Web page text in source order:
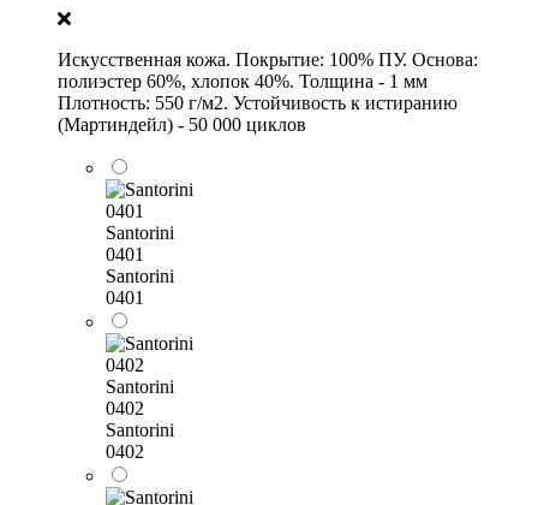
Искусственная кожа. Покрытие: 100% ПУ. Основа:
полиэстер 60%, хлопок 40%. Толщина - 1 мм
Плотность: 550 г/м2. Устойчивость к истиранию
(Мартиндейл) - 50 000 циклов
Santorini
0401
Santorini
0401
Santorini
0402
Santorini
0402